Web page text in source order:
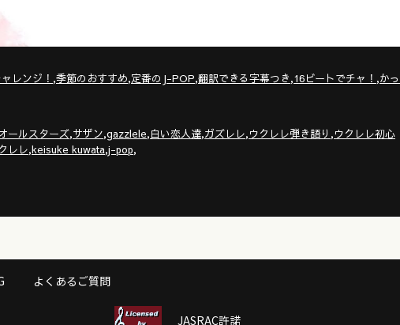
レンジ！ ,季節のおすすめ,定番のJ-POP,翻訳できる字幕つき,16ビートでチャ！ ,かっ
ールスターズ,サザン,gazzlele,白い恋人達,ガズレレ,ウクレレ弾き語り ,ウクレレ初心
レレ,keisuke kuwata,j-pop,
よくあるご質問
JASRAC許諾